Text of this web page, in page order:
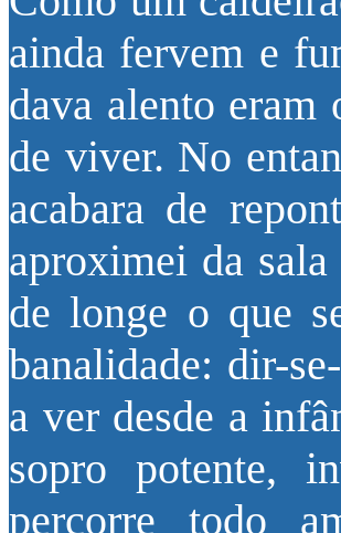
ainda fervem e
dava alento eram
de viver. No
acabara de
aproximei da
de longe o que
banalidade: dir-
a ver desde a
sopro potente,
percorre todo